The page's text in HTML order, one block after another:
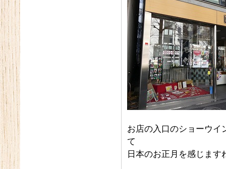
お店の入口のショーウイ
て
日本のお正月を感じます